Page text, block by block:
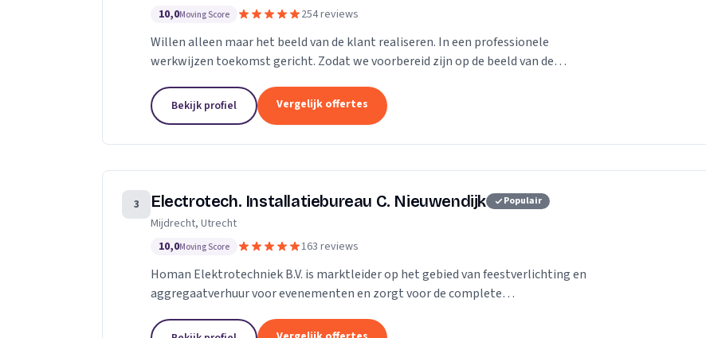
10,0Moving Score 254 reviews
Willen alleen maar het beeld van de klant realiseren. In een professionele
werkwijzen toekomst gericht. Zodat we voorbereid zijn op de beeld van de
Bekijk profiel Vergelijk offertes
3 Electrotech. Installatiebureau C. Nieuwendijk Populair
Mijdrecht, Utrecht
10,0Moving Score 163 reviews
Homan Elektrotechniek B.V. is marktleider op het gebied van feestverlichting en
aggregaatverhuur voor evenementen en zorgt voor de complete